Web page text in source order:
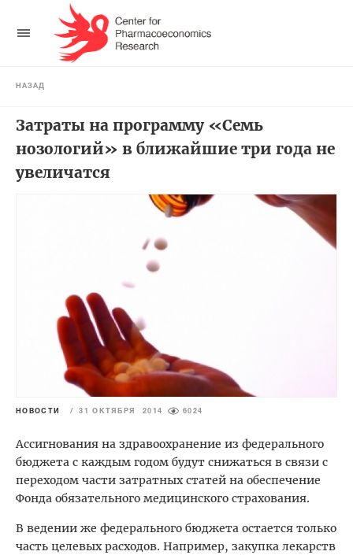
НАЗАД
Затраты на программу «Семь
нозологий» в ближайшие три года не
увеличатся
НОВОСТИ / 31 ОКТЯБРЯ 2014 6024
Ассигнования на здравоохранение из федерального
бюджета с каждым годом будут снижаться в связи с
переходом части затратных статей на обеспечение
Фонда обязательного медицинского страхования.
В ведении же федерального бюджета остается только
часть целевых расходов. Например, закупка лекарств